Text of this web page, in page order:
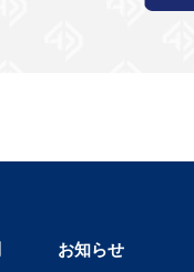
お知らせ